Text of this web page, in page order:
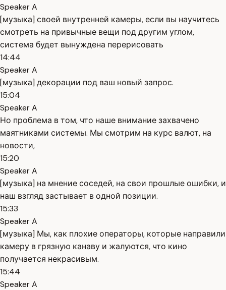
Speaker A
[музыка] своей внутренней камеры, если вы научитесь
смотреть на привычные вещи под другим углом,
система будет вынуждена перерисовать
14:44
Speaker A
[музыка] декорации под ваш новый запрос.
15:04
Speaker A
Но проблема в том, что наше внимание захвачено
маятниками системы. Мы смотрим на курс валют, на
новости,
15:20
Speaker A
[музыка] на мнение соседей, на свои прошлые ошибки, и
наш взгляд застывает в одной позиции.
15:33
Speaker A
[музыка] Мы, как плохие операторы, которые направили
камеру в грязную канаву и жалуются, что кино
получается некрасивым.
15:44
Speaker A